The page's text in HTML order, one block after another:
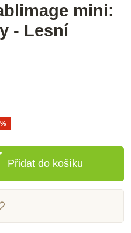
mini:
- Lesní
Přidat do košíku